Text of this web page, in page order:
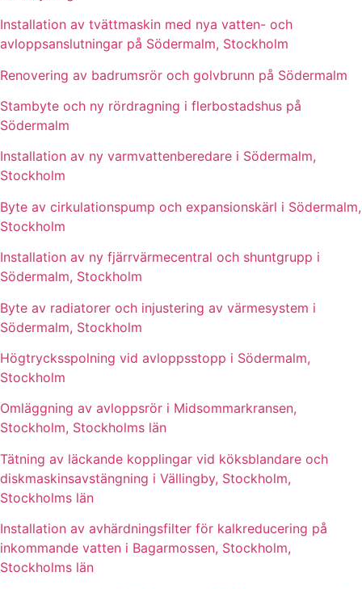
Installation av tvättmaskin med nya vatten- och
avloppsanslutningar på Södermalm, Stockholm
Renovering av badrumsrör och golvbrunn på Södermalm
Stambyte och ny rördragning i flerbostadshus på
Södermalm
Installation av ny varmvattenberedare i Södermalm,
Stockholm
Byte av cirkulationspump och expansionskärl i Södermalm,
Stockholm
Installation av ny fjärrvärmecentral och shuntgrupp i
Södermalm, Stockholm
Byte av radiatorer och injustering av värmesystem i
Södermalm, Stockholm
Högtrycksspolning vid avloppsstopp i Södermalm,
Stockholm
Omläggning av avloppsrör i Midsommarkransen,
Stockholm, Stockholms län
Tätning av läckande kopplingar vid köksblandare och
diskmaskinsavstängning i Vällingby, Stockholm,
Stockholms län
Installation av avhärdningsfilter för kalkreducering på
inkommande vatten i Bagarmossen, Stockholm,
Stockholms län